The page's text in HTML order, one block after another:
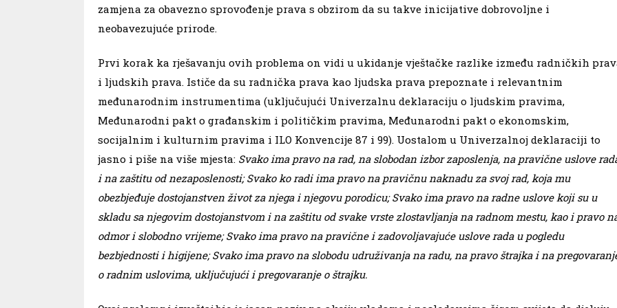
zamjena za obavezno sprovođenje prava s obzirom da su takve inicijative dobrovoljne i
neobavezujuće prirode.
Prvi korak ka rješavanju ovih problema on vidi u ukidanje vještačke razlike između radničkih
i ljudskih prava. Ističe da su radnička prava kao ljudska prava prepoznate i relevantnim
međunarodnim instrumentima (uključujući Univerzalnu deklaraciju o ljudskim pravima,
Međunarodni pakt o građanskim i političkim pravima, Međunarodni pakt o ekonomskim,
socijalnim i kulturnim pravima i ILO Konvencije 87 i 99). Uostalom u Univerzalnoj deklaraciji to
jasno i piše na više mjesta: Svako ima pravo na rad, na slobodan izbor zaposlenja, na pravične uslove
i na zaštitu od nezaposlenosti; Svako ko radi ima pravo na pravičnu naknadu za svoj rad, koja mu
obezbjeđuje dostojanstven život za njega i njegovu porodicu; Svako ima pravo na radne uslove koji su u
skladu sa njegovim dostojanstvom i na zaštitu od svake vrste zlostavljanja na radnom mestu, kao i pravo
odmor i slobodno vrijeme; Svako ima pravo na pravične i zadovoljavajuće uslove rada u pogledu
bezbjednosti i higijene; Svako ima pravo na slobodu udruživanja na radu, na pravo štrajka i na
o radnim uslovima, uključujući i pregovaranje o štrajku.